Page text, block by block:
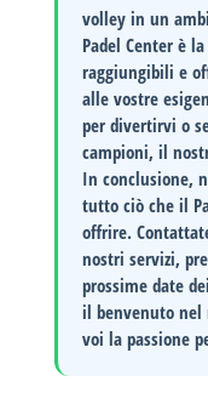
volley in un
Padel Center è
raggiungibili e
alle vostre
per divertirvi o
campioni, il
In conclusione,
tutto ciò che il
offrire.
nostri servizi,
prossime date
il benvenuto nel
voi la passione